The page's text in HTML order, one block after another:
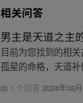
相关问答
男主是天道之主
目前为您找到的相
孤星的命格，天道
1 个回答2024年08